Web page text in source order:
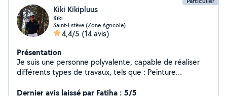
Kiki Kikipluus
Kiki
Saint-Estève (Zone Agricole)
4,4/5 (14 avis)
Présentation
Je suis une personne polyvalente, capable de réaliser
différents types de travaux, tels que : Peinture
tapisserie Aide et soutien à la conduite Travaux
Dernier avis laissé par Fatiha : 5/5